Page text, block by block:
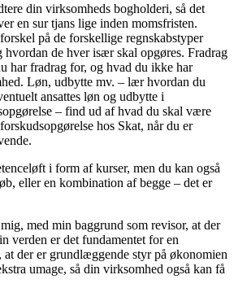
din virksomheds bogholderi, så det
en sur tjans lige inden momsfristen.
på de forskellige regnskabstyper
de hver især skal opgøres. Fradrag
har fradrag for, og hvad du ikke har
Løn, udbytte mv. – lær hvordan du
ansattes løn og udbytte i
– find ud af hvad du skal være
hos Skat, når du er
i form af kurser, men du kan også
eller en kombination af begge – det er
med min baggrund som revisor, at der
verden er det fundamentet for en
at der er grundlæggende styr på økonomien
umage, så din virksomhed også kan få